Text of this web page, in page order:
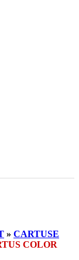
» CARTUSE
COLOR